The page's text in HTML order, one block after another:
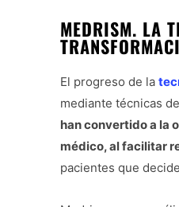
MEDRISM. LA
El progreso de la
mediante técnicas
han convertido a la
médico, al facilitar
pacientes que